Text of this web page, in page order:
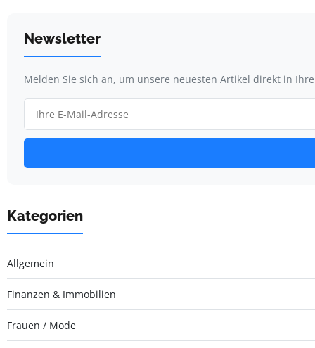
Newsletter
Melden Sie sich an, um unsere neuesten Artikel direkt in
Kategorien
Allgemein
Finanzen & Immobilien
Frauen / Mode